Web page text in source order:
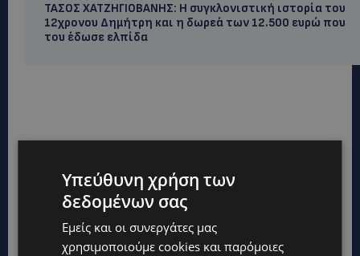
ΤΑΣΟΣ ΧΑΤΖΗΓΙΟΒΑΝΗΣ: Η συγκλονιστική ιστορία του
12χρονου Δημήτρη και η δωρεά των 12.500 ευρώ που
του έδωσε ελπίδα
Υπεύθυνη χρήση των
δεδομένων σας
Εμείς και οι συνεργάτες μας
χρησιμοποιούμε cookies και παρόμοιες